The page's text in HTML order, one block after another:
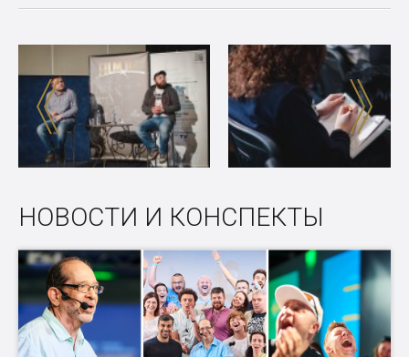
НОВОСТИ И КОНСПЕКТЫ